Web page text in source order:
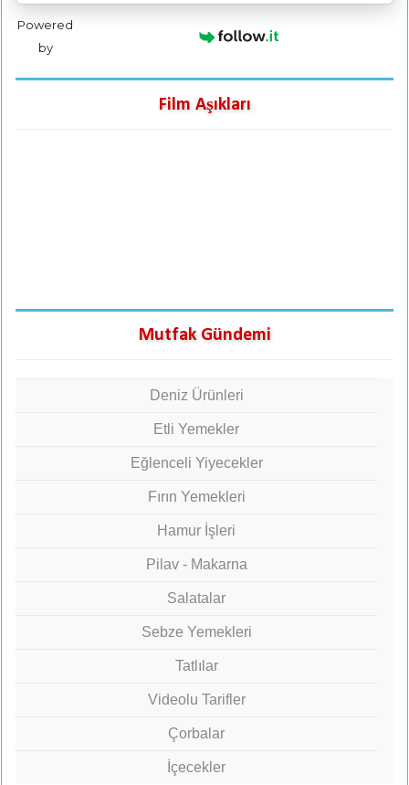
Powered
by
Film Aşıkları
Mutfak Gündemi
Deniz Ürünleri
Etli Yemekler
Eğlenceli Yiyecekler
Fırın Yemekleri
Hamur İşleri
Pilav - Makarna
Salatalar
Sebze Yemekleri
Tatlılar
Videolu Tarifler
Çorbalar
İçecekler